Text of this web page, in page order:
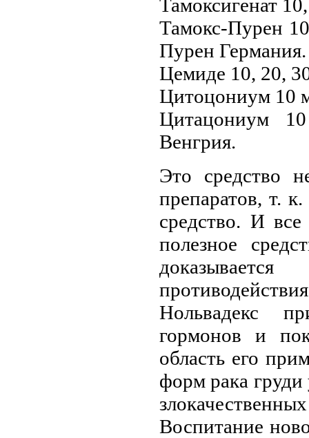
Тамоксигенат
Тамокс-Пурен
Пурен Германия.
Цемиде 10, 20,
Цитоцониум 10
Цитацониум
Венгрия.
Это средство
препаратов, т.
средство. И
полезное
Нольвадекс
гормонов и
область его
форм рака груди
Воспитание